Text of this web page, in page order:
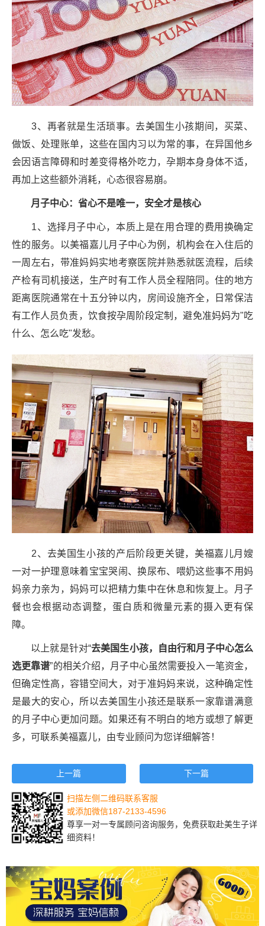
3、再者就是生活琐事。去美国生小孩期间，买菜、
做饭、处理账单，这些在国内习以为常的事，在异国他乡
会因语言障碍和时差变得格外吃力，孕期本身身体不适，
再加上这些额外消耗，心态很容易崩。
月子中心：省心不是唯一，安全才是核心
1、选择月子中心，本质上是在用合理的费用换确定
性的服务。以美福嘉儿月子中心为例，机构会在入住后的
一周左右，带准妈妈实地考察医院并熟悉就医流程，后续
产检有司机接送，生产时有工作人员全程陪同。住的地方
距离医院通常在十五分钟以内，房间设施齐全，日常保洁
有工作人员负责，饮食按孕周阶段定制，避免准妈妈为"吃
什么、怎么吃"发愁。
2、去美国生小孩的产后阶段更关键，美福嘉儿月嫂
一对一护理意味着宝宝哭闹、换尿布、喂奶这些事不用妈
妈亲力亲为，妈妈可以把精力集中在休息和恢复上。月子
餐也会根据动态调整，蛋白质和微量元素的摄入更有保
障。
以上就是针对“去美国生小孩，自由行和月子中心怎么
选更靠谱”的相关介绍，月子中心虽然需要投入一笔资金，
但确定性高，容错空间大，对于准妈妈来说，这种确定性
是最大的安心，所以去美国生小孩还是联系一家靠谱满意
的月子中心更加问题。如果还有不明白的地方或想了解更
多，可联系美福嘉儿，由专业顾问为您详细解答！
上一篇 下一篇
扫描左侧二维码联系客服
或添加微信187-2133-4596
尊享一对一专属顾问咨询服务，免费获取赴美生子详
细资料！